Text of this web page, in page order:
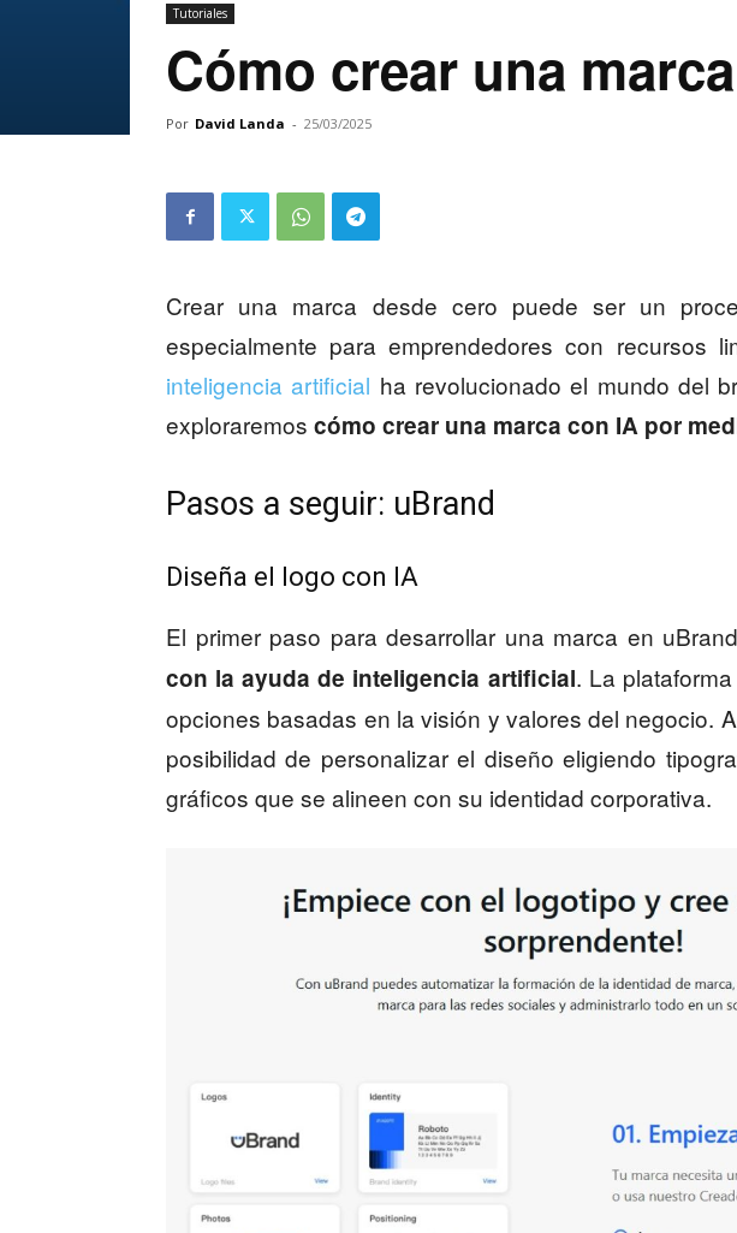
Tutoriales
Cómo crear una
Por David Landa - 25/03/2025
Crear una marca desde cero puede ser un
especialmente para emprendedores con recursos
inteligencia artificial ha revolucionado el mundo del
exploraremos cómo crear una marca con IA por
Pasos a seguir: uBrand
Diseña el logo con IA
El primer paso para desarrollar una marca en
con la ayuda de inteligencia artificial. La
opciones basadas en la visión y valores del negocio.
posibilidad de personalizar el diseño eligiendo
gráficos que se alineen con su identidad corporativa.